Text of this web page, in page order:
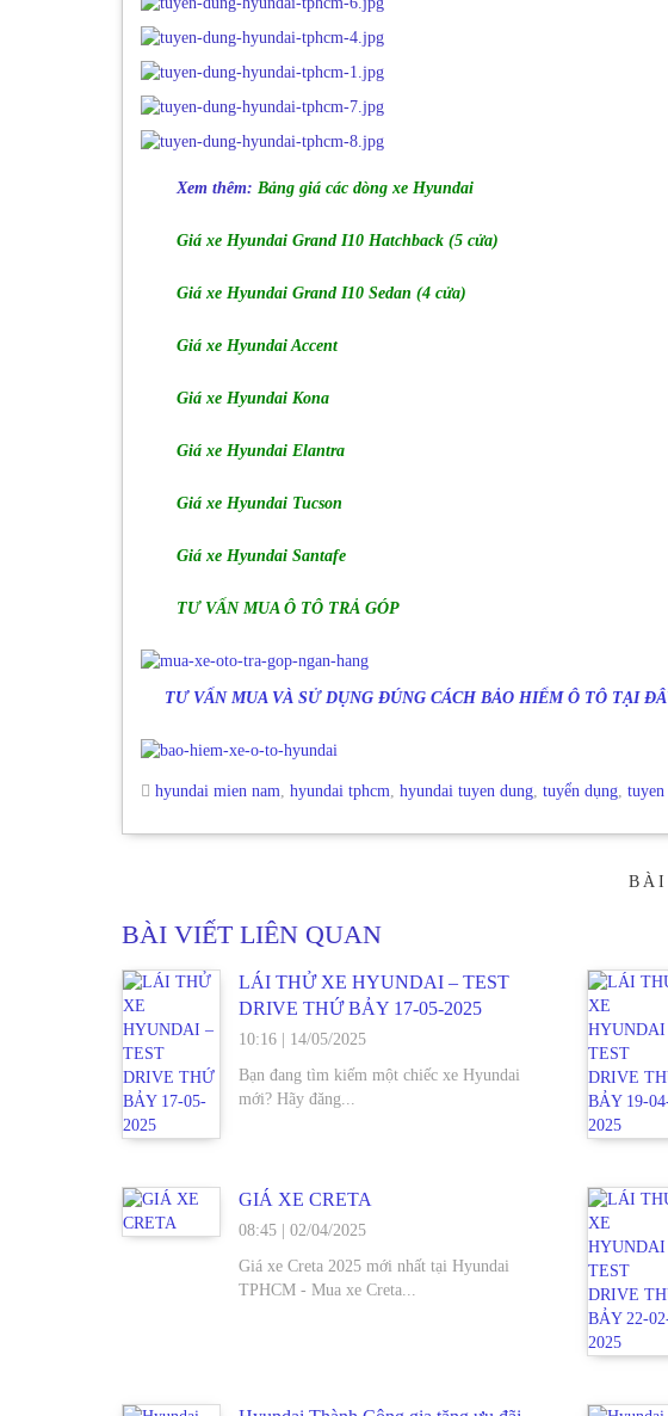
Xem thêm: Bảng giá các dòng xe Hyundai
Giá xe Hyundai Grand I10 Hatchback (5 cửa)
Giá xe Hyundai Grand I10 Sedan (4 cửa)
Giá xe Hyundai Accent
Giá xe Hyundai Kona
Giá xe Hyundai Elantra
Giá xe Hyundai Tucson
Giá xe Hyundai Santafe
TƯ VẤN MUA Ô TÔ TRẢ GÓP
TƯ VẤN MUA VÀ SỬ DỤNG ĐÚNG CÁCH BẢO HIỂM Ô TÔ TẠI
hyundai mien nam, hyundai tphcm, hyundai tuyen dung, tuyển dụng,
BÀI
BÀI VIẾT LIÊN QUAN
LÁI THỬ XE HYUNDAI – TEST
DRIVE THỨ BẢY 17-05-2025
10:16| 14/05/2025
Bạn đang tìm kiếm một chiếc xe Hyundai
mới? Hãy đăng...
GIÁ XE CRETA
08:45| 02/04/2025
Giá xe Creta 2025 mới nhất tại Hyundai
TPHCM - Mua xe Creta...